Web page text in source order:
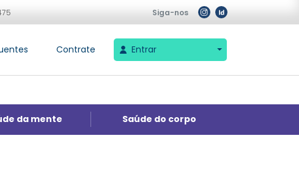
Siga-nos
Contrate Entrar
da mente Saúde do corpo